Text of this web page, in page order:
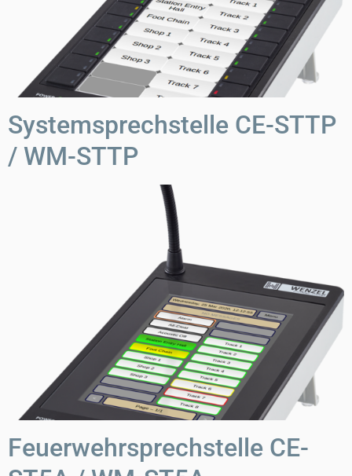
Systemsprechstelle CE-STTP
/ WM-STTP
Feuerwehrsprechstelle CE-